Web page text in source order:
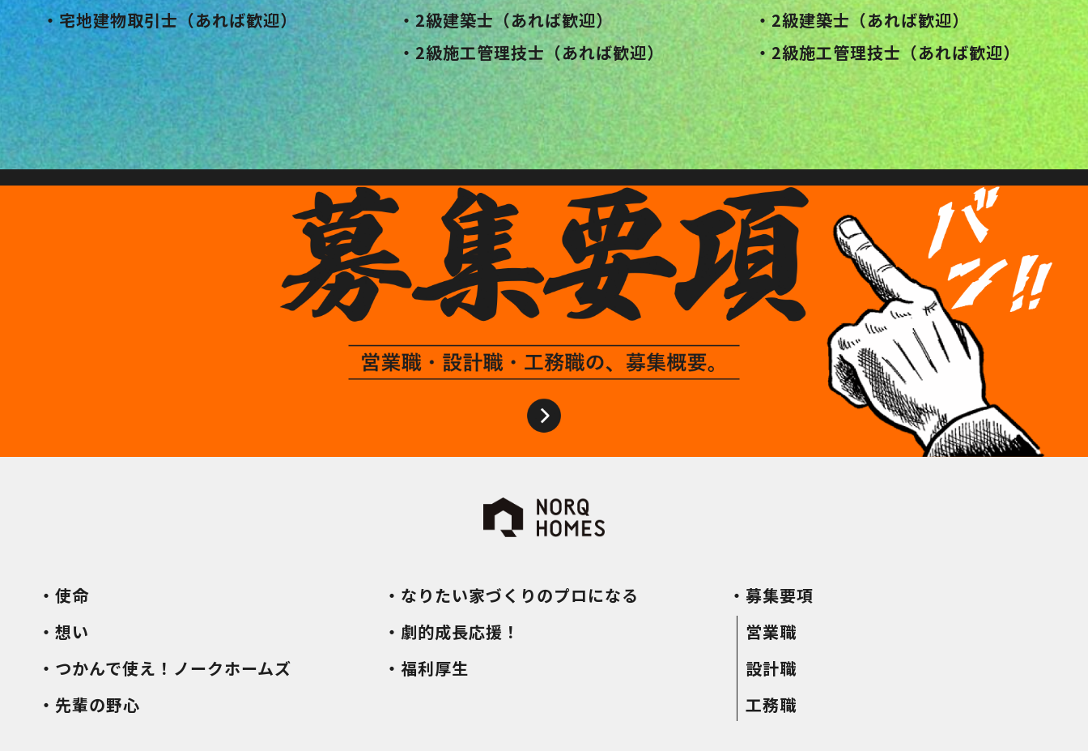
・宅地建物取引士（あれば歓迎）
・2級建築士（あれば歓迎）
・2級施工管理技士（あれば歓迎）
・2級建築士（あれば歓迎）
・2級施工管理技士（あれば歓迎）
・使命
・想い
・つかんで使え！ノークホームズ
・先輩の野心
・なりたい家づくりのプロになる
・劇的成長応援！
・福利厚生
・募集要項
営業職
設計職
工務職